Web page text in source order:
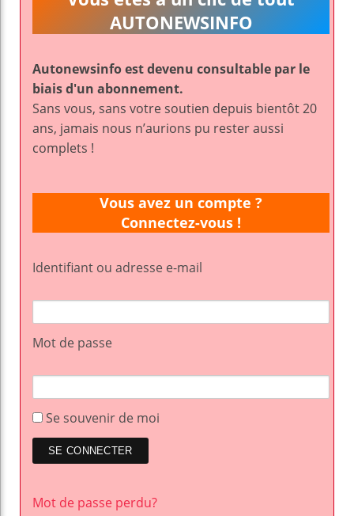
AUTONEWSINFO
Autonewsinfo est devenu consultable par le
biais d'un abonnement.
Sans vous, sans votre soutien depuis bientôt 20
ans, jamais nous n’aurions pu rester aussi
complets !
Vous avez un compte ?
Connectez-vous !
Identifiant ou adresse e-mail
Mot de passe
Se souvenir de moi
Mot de passe perdu?